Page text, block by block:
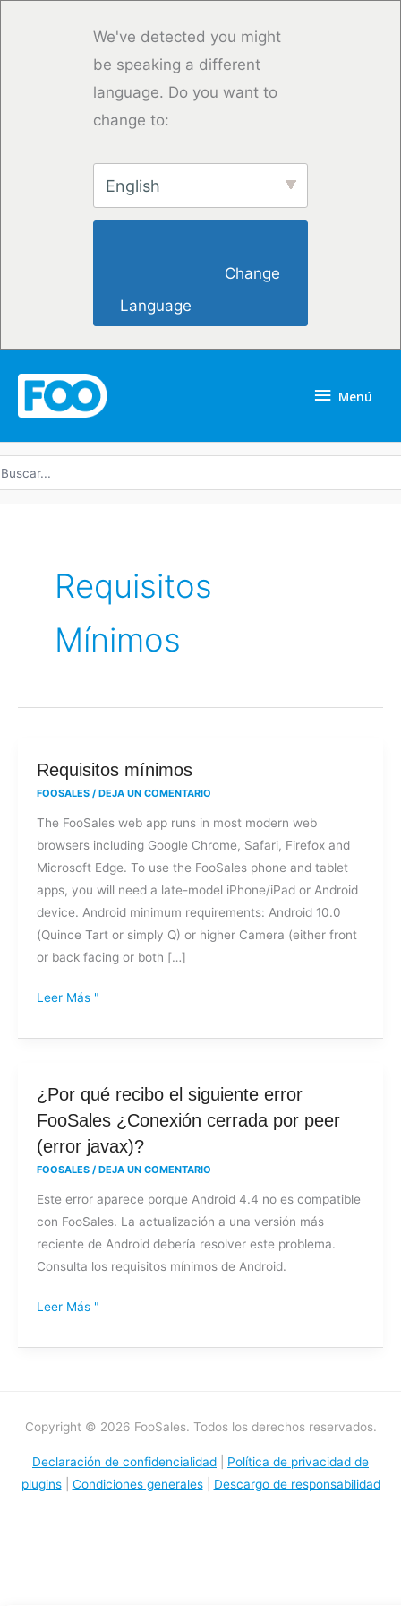
We've detected you might
be speaking a different
language. Do you want to
change to:
English
Language
Menú
Requisitos
Mínimos
Requisitos mínimos
FOOSALES / DEJA UN COMENTARIO
The FooSales web app runs in most modern web
browsers including Google Chrome, Safari, Firefox and
Microsoft Edge. To use the FooSales phone and tablet
apps, you will need a late-model iPhone/iPad or Android
device. Android minimum requirements: Android 10.0
(Quince Tart or simply Q) or higher Camera (either front
or back facing or both […]
Requisitos
mínimos
Leer Más "
¿Por qué recibo el siguiente error
FooSales ¿Conexión cerrada por peer
(error javax)?
FOOSALES / DEJA UN COMENTARIO
Este error aparece porque Android 4.4 no es compatible
con FooSales. La actualización a una versión más
reciente de Android debería resolver este problema.
Consulta los requisitos mínimos de Android.
¿Por
qué
recibo
el
error
FooSales
¿Conexión
cerrada
peer
Leer Más "
Copyright © 2026 FooSales. Todos los derechos reservados.
Declaración de confidencialidad
Política de privacidad de
plugins| Condiciones generales| Descargo de responsabilidad